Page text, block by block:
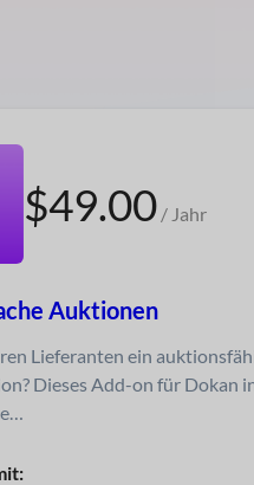
$49.00 / Jahr
Auktionen
Lieferanten ein
Dieses Add-on für Dokan